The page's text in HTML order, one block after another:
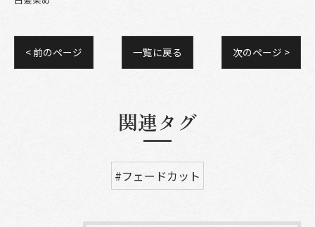
< 前のページ 一覧に戻る 次のページ >
関連タグ
#フェードカット